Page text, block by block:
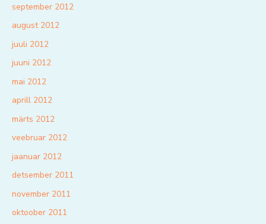
september 2012
august 2012
juuli 2012
juuni 2012
mai 2012
aprill 2012
märts 2012
veebruar 2012
jaanuar 2012
detsember 2011
november 2011
oktoober 2011